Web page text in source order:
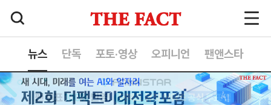
뉴스 단독 포토·영상 오피니언 팬앤스타